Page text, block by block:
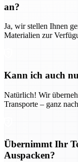
an?
Ja, wir stellen Ihnen
Materialien zur
Kann ich auch
Natürlich! Wir
Transporte – ganz
Übernimmt Ihr
Auspacken?